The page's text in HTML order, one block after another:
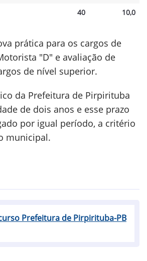
40 10,0
prática para os cargos de
"D" e avaliação de
de nível superior.
da Prefeitura de Pirpirituba
de dois anos e esse prazo
por igual período, a critério
municipal.
Prefeitura de Pirpirituba-PB